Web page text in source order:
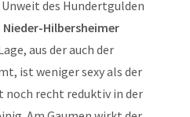
des Hundertgulden
Nieder-Hilbersheimer
aus der auch der
ist weniger sexy als der
noch recht reduktiv in der